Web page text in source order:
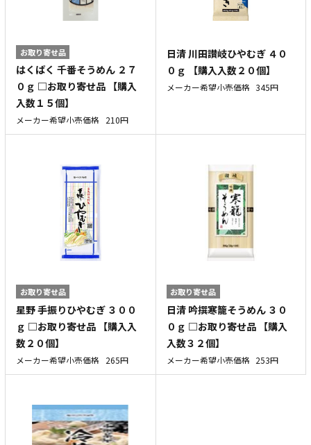
お取り寄せ品
はくばく 千番そうめん ２７
０ｇ □お取り寄せ品 【購入
入数１５個】
メーカー希望小売価格 210円
日清 川田讃岐ひやむぎ ４０
０ｇ 【購入入数２０個】
メーカー希望小売価格 345円
お取り寄せ品
星野 手振りひやむぎ ３００
ｇ □お取り寄せ品 【購入入
数２０個】
メーカー希望小売価格 265円
お取り寄せ品
日清 吟撰寒籠そうめん ３０
０ｇ □お取り寄せ品 【購入
入数３２個】
メーカー希望小売価格 253円